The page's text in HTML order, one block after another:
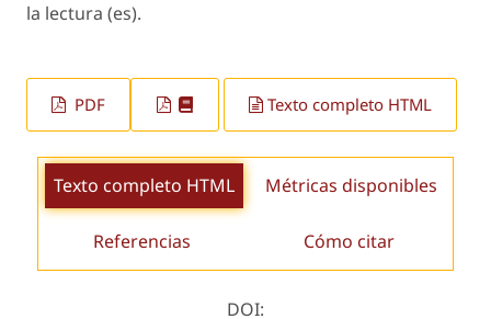
la lectura (es).
PDF Texto completo HTML
Texto completo HTML Métricas disponibles
Referencias Cómo citar
DOI: